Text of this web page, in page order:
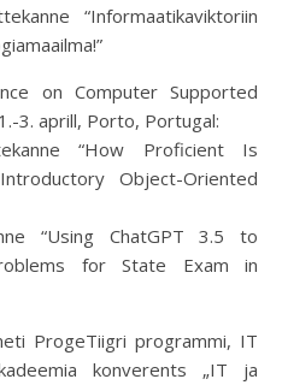
“Informaatikaviktoriin
on Computer Supported
3. aprill, Porto, Portugal:
“How Proficient Is
Object-Oriented
“Using ChatGPT 3.5 to
for State Exam in
ProgeTiigri programmi, IT
konverents „IT ja